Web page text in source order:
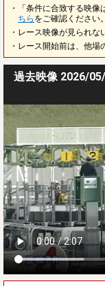
・「条件に合致する映
ちら をご確認ください。
・レース映像が見られな
・レース開始前は、他場
過去映像 2026/